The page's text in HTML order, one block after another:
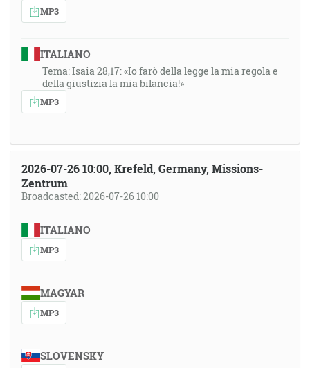
MP3
ITALIANO
Tema: Isaia 28,17: «Io farò della legge la mia regola e
della giustizia la mia bilancia!»
MP3
2026-07-26 10:00, Krefeld, Germany, Missions-
Zentrum
Broadcasted: 2026-07-26 10:00
ITALIANO
MP3
MAGYAR
MP3
SLOVENSKY